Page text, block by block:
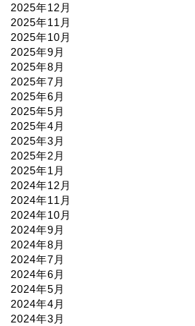
2025年12月
2025年11月
2025年10月
2025年9月
2025年8月
2025年7月
2025年6月
2025年5月
2025年4月
2025年3月
2025年2月
2025年1月
2024年12月
2024年11月
2024年10月
2024年9月
2024年8月
2024年7月
2024年6月
2024年5月
2024年4月
2024年3月